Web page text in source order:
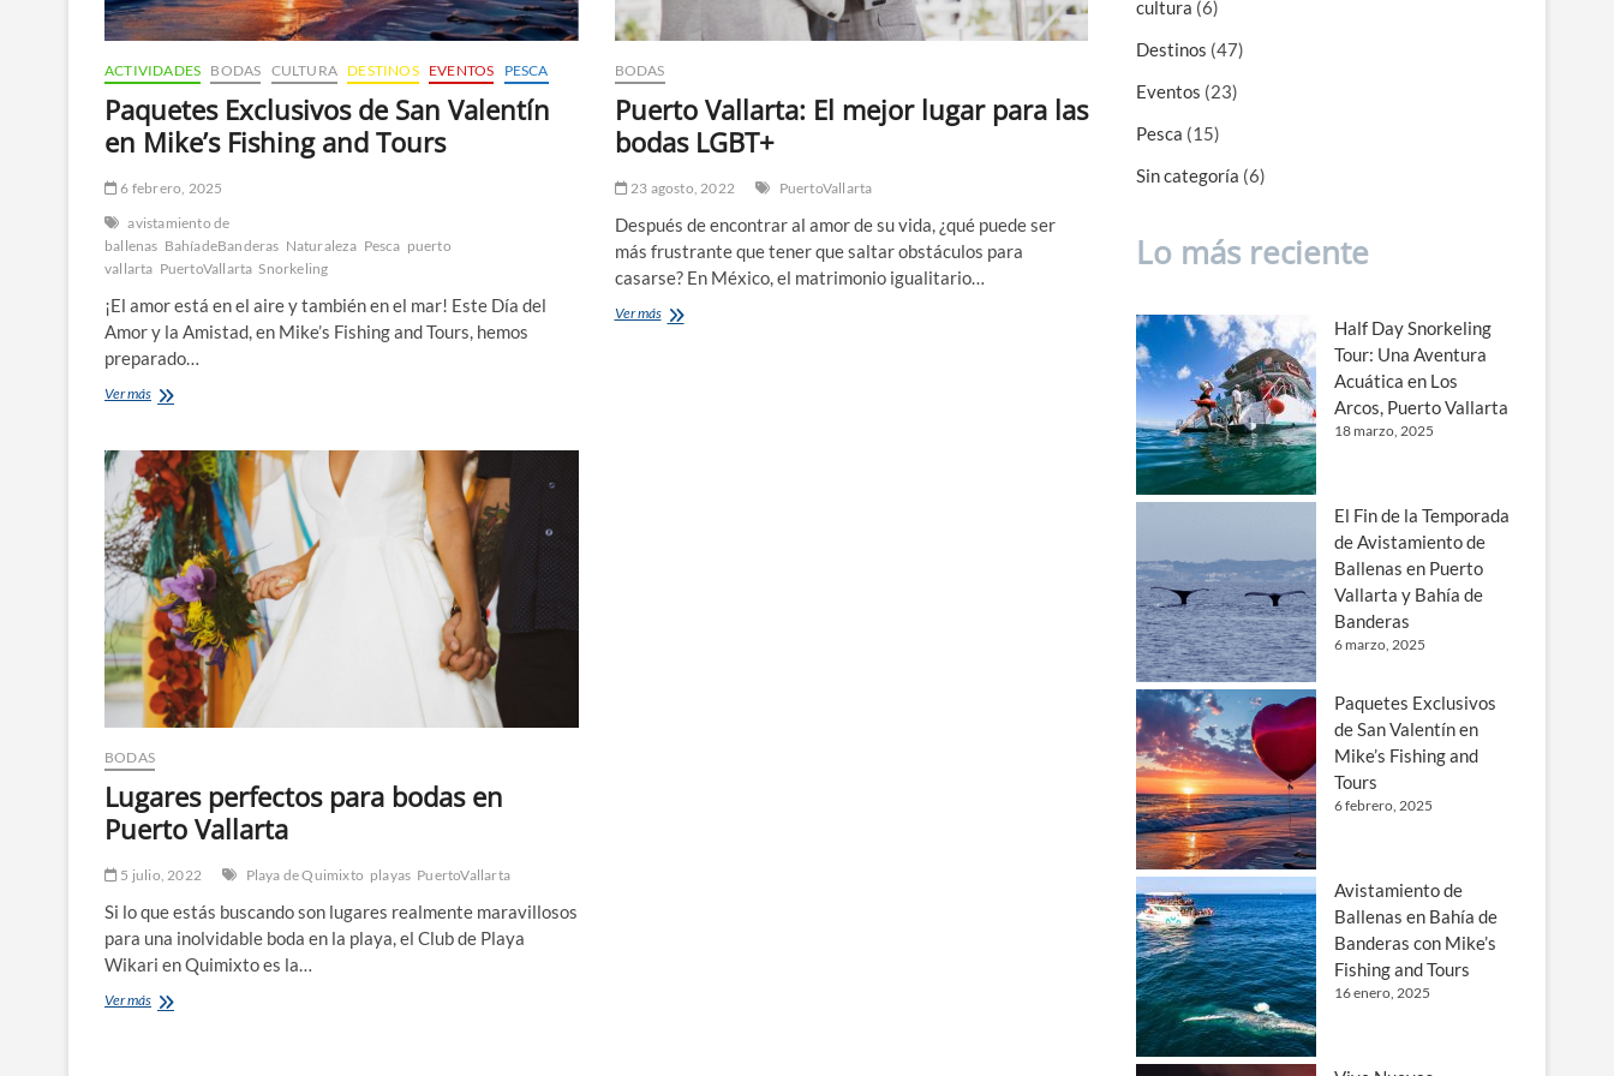
ACTIVIDADES BODAS CULTURA DESTINOS EVENTOS PESCA
Paquetes Exclusivos de San Valentín
en Mike’s Fishing and Tours
6 febrero, 2025
avistamiento de
ballenas BahíadeBanderas Naturaleza Pesca puerto
vallarta PuertoVallarta Snorkeling
¡El amor está en el aire y también en el mar! Este Día del
Amor y la Amistad, en Mike’s Fishing and Tours, hemos
preparado…
Ver másPaquetes
San
Valentín
en
Mike’s
Fishing
and
Tours
BODAS
Puerto Vallarta: El mejor lugar para las
bodas LGBT+
23 agosto, 2022 PuertoVallarta
Después de encontrar al amor de su vida, ¿qué puede ser
más frustrante que tener que saltar obstáculos para
casarse? En México, el matrimonio igualitario…
Ver másPuerto
BODAS
Lugares perfectos para bodas en
Puerto Vallarta
5 julio, 2022 Playa de Quimixto playas PuertoVallarta
Si lo que estás buscando son lugares realmente maravillosos
para una inolvidable boda en la playa, el Club de Playa
Wikari en Quimixto es la…
Ver másLugares
cultura (6)
Destinos (47)
Eventos (23)
Pesca (15)
Sin categoría (6)
Lo más reciente
Half Day Snorkeling
Tour: Una Aventura
Acuática en Los
Arcos, Puerto Vallarta
18 marzo, 2025
El Fin de la Temporada
de Avistamiento de
Ballenas en Puerto
Vallarta y Bahía de
Banderas
6 marzo, 2025
Paquetes Exclusivos
de San Valentín en
Mike’s Fishing and
Tours
6 febrero, 2025
Avistamiento de
Ballenas en Bahía de
Banderas con Mike’s
Fishing and Tours
16 enero, 2025